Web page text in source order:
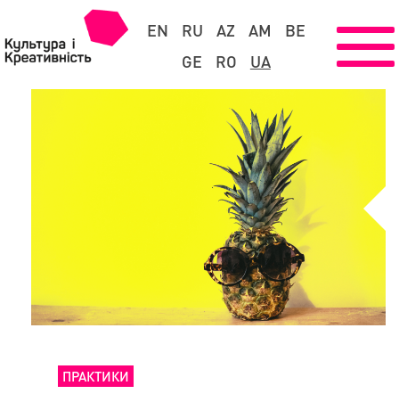
EN RU AZ AM
BE
GE
RO UA
ПРАКТИКИ